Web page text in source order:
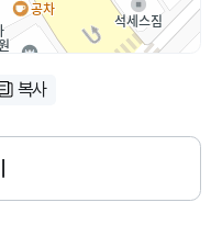
복사